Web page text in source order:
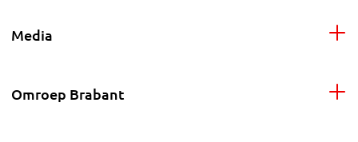
Media
Omroep Brabant